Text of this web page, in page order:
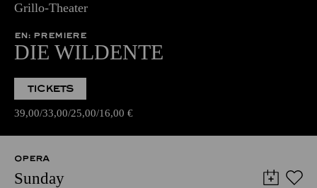
Grillo-Theater
EN: PREMIERE
DIE WILDENTE
TICKETS
39,00 33,00 25,00 16,00 €
OPERA
Sunday